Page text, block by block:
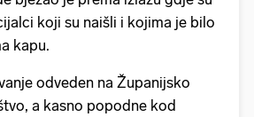
koji su naišli i kojima je bilo
kapu.
odveden na Županijsko
a kasno popodne kod